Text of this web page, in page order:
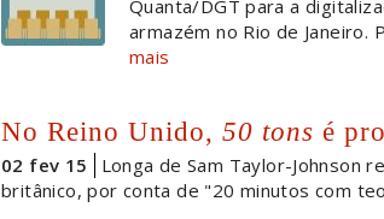
Quanta/DGT para a
armazém no Rio de Janeiro.
mais
No Reino Unido, 50 tons é
02 fev 15
Longa de Sam Taylor-Johnson
britânico, por conta de "20 minutos com